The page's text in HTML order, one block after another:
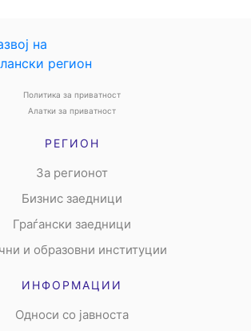
Политика за приватност
Алатки за приватност
РЕГИОН
За регионот
Бизнис заедници
Граѓански заедници
и образовни институции
ИНФОРМАЦИИ
Односи со јавноста